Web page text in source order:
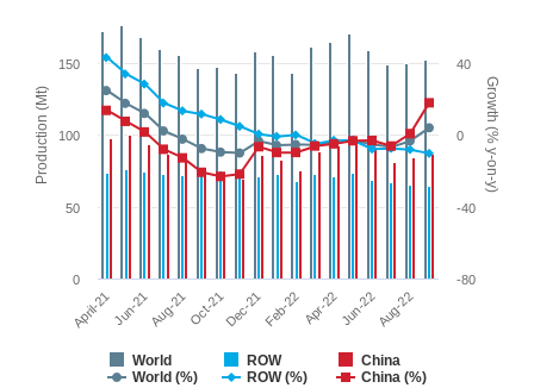
The chart has 1 X axis displaying categories.
The chart has 2 Y axes displaying Production (Mt) and Growth (% y-
Production (Mt) Growth (% y-on-y)
World ROW
China
World (%)
ROW (%) China (%)
April-21Jun-21Aug-21Oct-21Dec-21Feb-22Apr-22Jun-22Aug-22
0
50
100
150
-80
-40
0
40